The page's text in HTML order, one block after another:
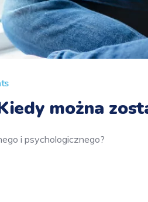
można
i psychologicznego?